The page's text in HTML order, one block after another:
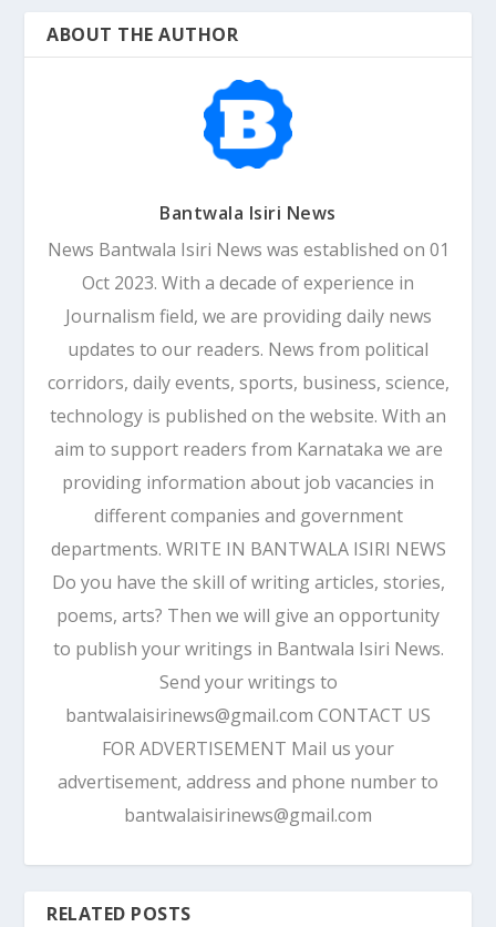
ABOUT THE AUTHOR
Bantwala Isiri News
News Bantwala Isiri News was established on 01
Oct 2023. With a decade of experience in
Journalism field, we are providing daily news
updates to our readers. News from political
corridors, daily events, sports, business, science,
technology is published on the website. With an
aim to support readers from Karnataka we are
providing information about job vacancies in
different companies and government
departments. WRITE IN BANTWALA ISIRI NEWS
Do you have the skill of writing articles, stories,
poems, arts? Then we will give an opportunity
to publish your writings in Bantwala Isiri News.
Send your writings to
bantwalaisirinews@gmail.com CONTACT US
FOR ADVERTISEMENT Mail us your
advertisement, address and phone number to
bantwalaisirinews@gmail.com
RELATED POSTS